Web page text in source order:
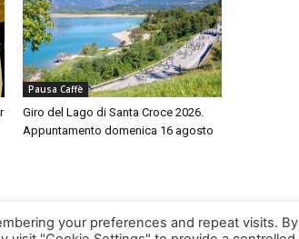
Pausa Caffè
Giro del Lago di Santa Croce 2026.
Appuntamento domenica 16 agosto
your preferences and repeat visits. By